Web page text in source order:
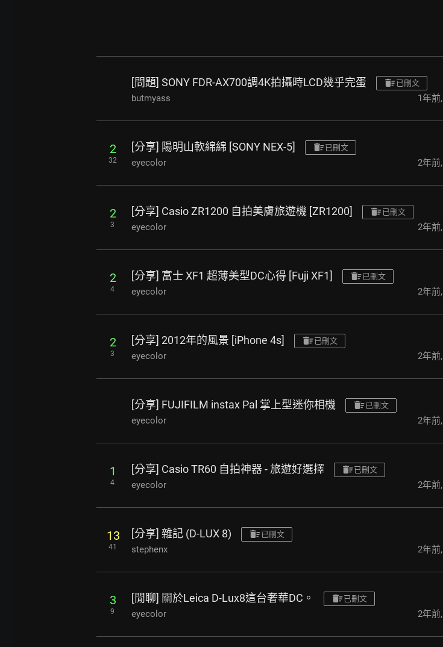
[問題] SONY FDR-AX700調4K拍攝時LCD幾乎完蛋 已刪文
butmyass 1年前,
2
32
[分享] 陽明山軟綿綿 [SONY NEX-5] 已刪文
eyecolor 2年前,
2
3
[分享] Casio ZR1200 自拍美膚旅遊機 [ZR1200] 已刪文
eyecolor 2年前,
2
4
[分享] 富士 XF1 超薄美型DC心得 [Fuji XF1] 已刪文
eyecolor 2年前,
2
3
[分享] 2012年的風景 [iPhone 4s] 已刪文
eyecolor 2年前,
[分享] FUJIFILM instax Pal 掌上型迷你相機 已刪文
eyecolor 2年前,
1
4
[分享] Casio TR60 自拍神器 - 旅遊好選擇 已刪文
eyecolor 2年前,
13
41
[分享] 雜記 (D-LUX 8) 已刪文
stephenx 2年前,
3
9
[閒聊] 關於Leica D-Lux8這台奢華DC。 已刪文
eyecolor 2年前,